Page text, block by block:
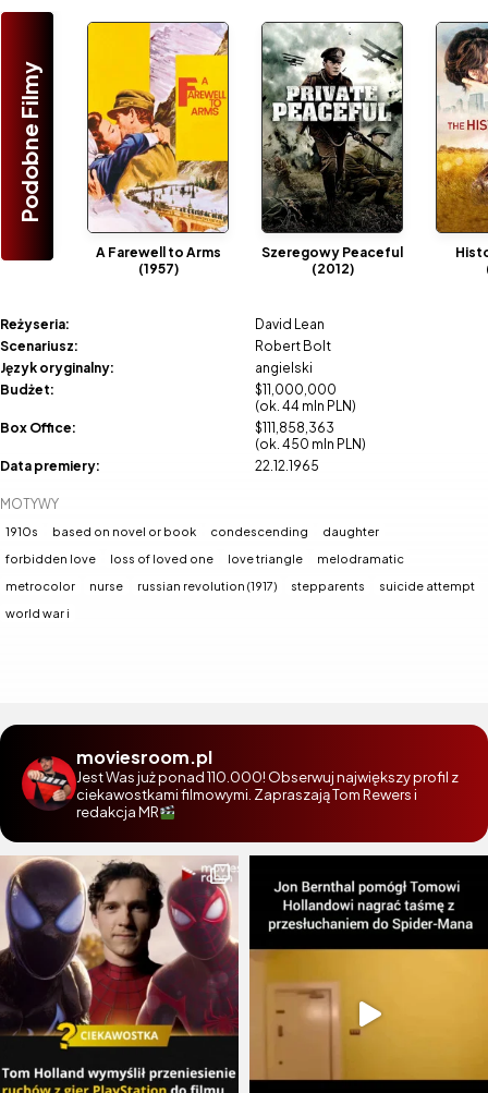
MOTYWY
1910s based on novel or book condescending
daughter
forbidden love
loss of loved one love triangle
melodramatic
metrocolor
nurse russian revolution (1917) stepparents
suicide attempt
world war i
Podobne Filmy
A Farewell to Arms
(1957)
Szeregowy Peaceful
(2012)
Reżyseria:
David Lean
Scenariusz:
Robert Bolt
Język oryginalny:
angielski
Budżet:
$11,000,000
(ok. 44 mln PLN)
Box Office:
$111,858,363
(ok. 450 mln PLN)
Data premiery:
22.12.1965
moviesroom.pl
Jest Was już ponad 110.000! Obserwuj największy profil z
ciekawostkami filmowymi. Zapraszają Tom Rewers i
redakcja MR